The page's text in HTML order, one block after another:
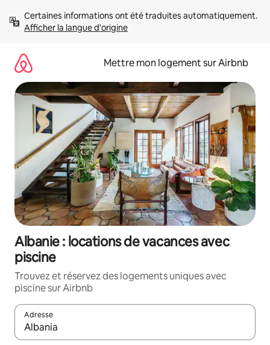
directement
Afficher la langue d'origine
Mettre mon logement sur Airbnb
Albanie : locations de vacances avec
piscine
Trouvez et réservez des logements uniques avec
piscine sur Airbnb
Adresse
Lorsque les résultats s'affichent, utilisez les flèches vers le